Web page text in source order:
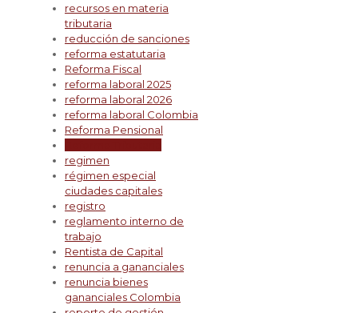
recursos en materia
tributaria
reducción de sanciones
reforma estatutaria
Reforma Fiscal
reforma laboral 2025
reforma laboral 2026
reforma laboral Colombia
Reforma Pensional
regimen
régimen especial
ciudades capitales
registro
reglamento interno de
trabajo
Rentista de Capital
renuncia a gananciales
renuncia bienes
gananciales Colombia